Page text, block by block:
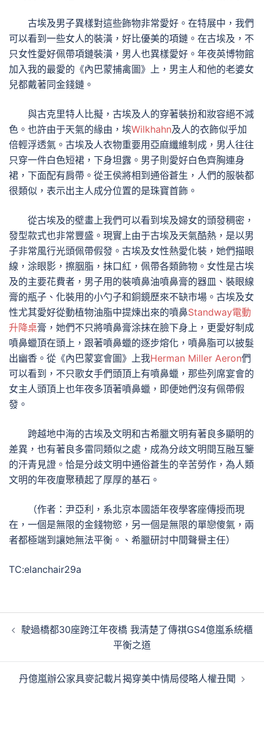
古埃及男子異樣對這些飾物非常愛好。在特展中，我們
可以看到一些女人的裝潢，好比優美的項鏈。在古埃及，不
只女性愛好佩帶項鏈裝潢，男人也異樣愛好。年夜英博物館
加入我的最愛的《內巴蒙捕禽圖》上，男主人和他的老婆女
兒都戴著同金錢鏈。
與古克里特人比擬，古埃及人的穿著裝扮和妝容絕不減
色。也許由于天氣的緣由，埃Wilkhahn及人的衣飾似乎加
倍輕浮透氣。古埃及人衣物重要用亞麻纖維制成，男人往往
只穿一件白色短裙，下身坦露。男子則愛好白色齊胸連身
裙，下面配有肩帶。從王侯將相到通俗蒼生，人們的服裝都
很類似，表示出主人成分位置的是珠寶首飾。
從古埃及的壁畫上我們可以看到埃及婦女的頭發稠密，
發型款式也非常豐盛。現實上由于古埃及天氣酷熱，是以男
子非常風行光頭佩帶假發。古埃及女性熱愛化裝，她們描眼
線，涂眼影，擦胭脂，抹口紅，佩帶各類飾物。女性是古埃
及的主要花費者，男子用的裝噴鼻油噴鼻膏的器皿、裝眼線
膏的瓶子、化裝用的小勺子和銅鏡歷來不缺市場。古埃及女
性尤其愛好從動植物油脂中提煉出來的噴鼻Standway電動
升降桌膏，她們不只將噴鼻膏涂抹在臉下身上，更愛好制成
噴鼻蠟頂在頭上，跟著噴鼻蠟的逐步熔化，噴鼻脂可以披髮
出幽香。從《內巴蒙宴會圖》上我Herman Miller Aeron們
可以看到，不只歌女手們頭頂上有噴鼻蠟，那些列席宴會的
女主人頭頂上也年夜多頂著噴鼻蠟，即便她們沒有佩帶假
發。
跨越地中海的古埃及文明和古希臘文明有著良多顯明的
差異，也有著良多雷同類似之處，成為分歧文明間互融互鑒
的汗青見證。恰是分歧文明中通俗蒼生的辛苦勞作，為人類
文明的年夜廈聚積起了厚厚的基石。
（作者：尹亞利，系北京本國語年夜學客座傳授而現
在，一個是無限的金錢物慾，另一個是無限的單戀傻氣，兩
者都極端到讓她無法平衡。、希臘研討中間聲譽主任）
TC:elanchair29a
章
駛過橋都30座跨江年夜橋 我清楚了傳祺GS4億嵐系統櫃
平衡之道
丹億嵐辦公家具麥記載片揭穿美中情局侵略人權丑聞